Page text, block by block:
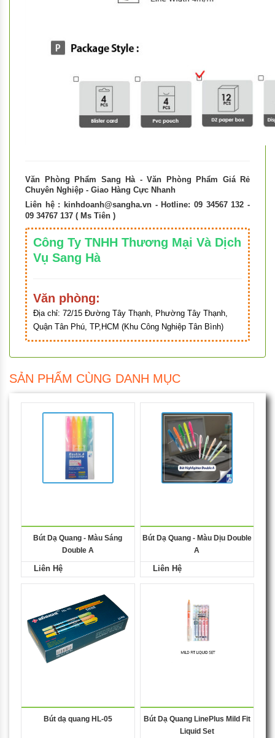
Văn Phòng Phẩm Sang Hà - Văn Phòng Phẩm Giá Rẻ
Chuyên Nghiệp - Giao Hàng Cực Nhanh
Liên hệ : kinhdoanh@sangha.vn - Hotline: 09 34567 132 -
09 34767 137 ( Ms Tiên )
Công Ty TNHH Thương Mại Và Dịch
Vụ Sang Hà
Văn phòng:
Địa chỉ: 72/15 Đường Tây Thạnh, Phường Tây Thạnh,
Quận Tân Phú, TP,HCM (Khu Công Nghiệp Tân Bình)
SẢN PHẨM CÙNG DANH MỤC
Bút Dạ Quang - Màu Sáng
Double A
Liên Hệ
Bút Dạ Quang - Màu Dịu Double
A
Liên Hệ
Bút dạ quang HL-05
Bút Dạ Quang LinePlus Mild Fit
Liquid Set